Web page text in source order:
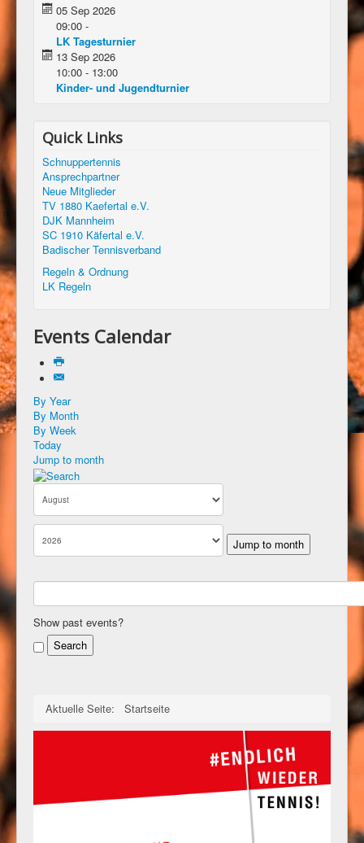
05 Sep 2026
09:00 -
LK Tagesturnier
13 Sep 2026
10:00 - 13:00
Kinder- und Jugendturnier
Quick Links
Schnuppertennis
Ansprechpartner
Neue Mitglieder
TV 1880 Kaefertal e.V.
DJK Mannheim
SC 1910 Käfertal e.V.
Badischer Tennisverband
Regeln & Ordnung
LK Regeln
Events Calendar
By Year
By Month
By Week
Today
Jump to month
Jump to month
Show past events?
Aktuelle Seite: Startseite